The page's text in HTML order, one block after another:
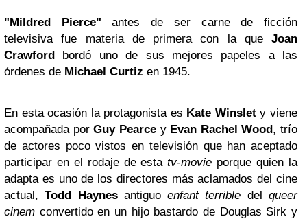
"Mildred Pierce" antes de ser carne de ficción
televisiva fue materia de primera con la que Joan
Crawford bordó uno de sus mejores papeles a las
órdenes de Michael Curtiz en 1945.
En esta ocasión la protagonista es Kate Winslety viene
acompañada porGuy Pearcey Evan Rachel Wood, trío
de actores poco vistos en televisión que han aceptado
participar en el rodaje de estatv-movie porque quien la
adapta es uno de los directores más aclamados del cine
actual,Todd Haynes antiguoenfant terrible delqueer
cinem convertido en un hijo bastardo de Douglas Sirk y